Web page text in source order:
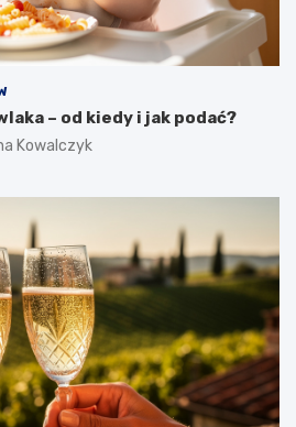
– od kiedy i jak podać?
Kowalczyk